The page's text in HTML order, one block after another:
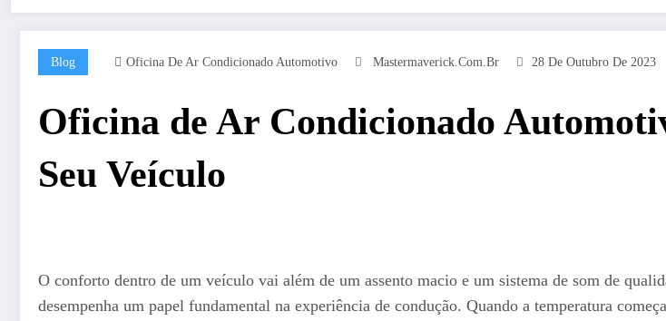
Blog Oficina De Ar Condicionado Automotivo Mastermaverick.com.br 28 De Outubro De 2023
Oficina de Ar Condicionado
Seu Veículo
O conforto dentro de um veículo vai além de um assento macio e um sistema de som de
desempenha um papel fundamental na experiência de condução. Quando a temperatura